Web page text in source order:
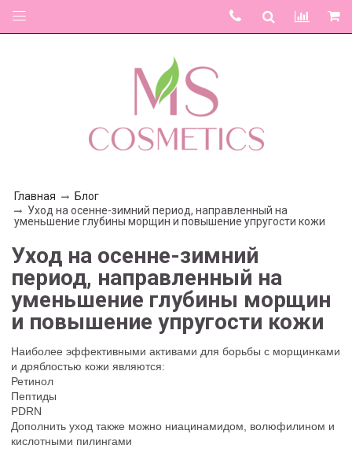
Главная
Блог
Уход на осенне-зимний период, направленный на
уменьшение глубины морщин и повышение упругости кожи
Уход на осенне-зимний
период, направленный на
уменьшение глубины морщин
и повышение упругости кожи
Наиболее эффективными активами для борьбы с морщинками
и дряблостью кожи являются:
Ретинол
Пептиды
PDRN
Дополнить уход также можно ниацинамидом, волюфилином и
кислотными пилингами